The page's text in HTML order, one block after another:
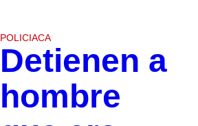
POLICIACA
Detienen a
hombre